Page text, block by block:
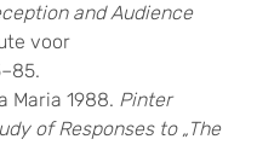
and Audience
voor
Maria 1988. Pinter
of Responses to „The